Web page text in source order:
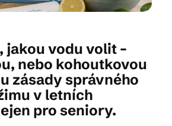
Brána Jihlavy
jakou vodu volit –
nebo kohoutkovou
zásady správného
v letních
pro seniory.